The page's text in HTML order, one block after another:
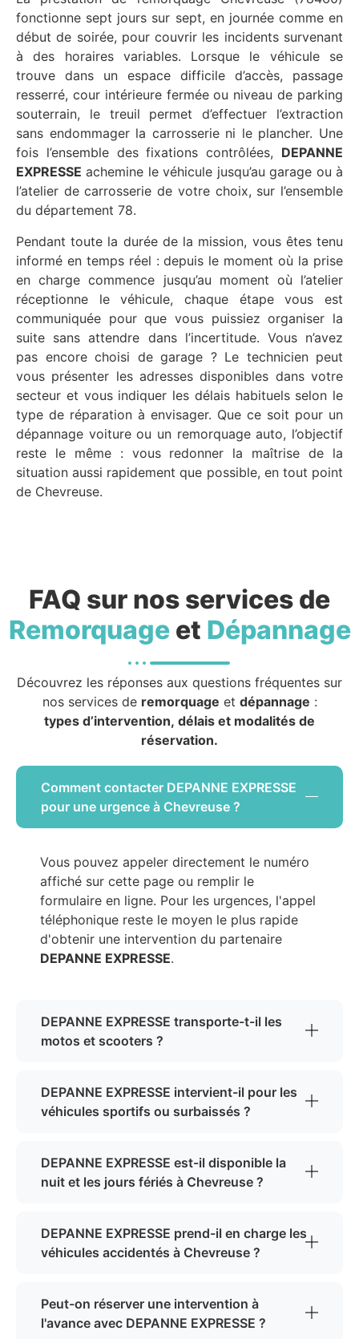
fonctionne sept jours sur sept, en journée comme en
début de soirée, pour couvrir les incidents survenant
à des horaires variables. Lorsque le véhicule se
trouve dans un espace difficile d’accès, passage
resserré, cour intérieure fermée ou niveau de parking
souterrain, le treuil permet d’effectuer l’extraction
sans endommager la carrosserie ni le plancher. Une
fois l’ensemble des fixations contrôlées, DEPANNE
EXPRESSE achemine le véhicule jusqu’au garage ou à
l’atelier de carrosserie de votre choix, sur l’ensemble
du département 78.
Pendant toute la durée de la mission, vous êtes tenu
informé en temps réel : depuis le moment où la prise
en charge commence jusqu’au moment où l’atelier
réceptionne le véhicule, chaque étape vous est
communiquée pour que vous puissiez organiser la
suite sans attendre dans l’incertitude. Vous n’avez
pas encore choisi de garage ? Le technicien peut
vous présenter les adresses disponibles dans votre
secteur et vous indiquer les délais habituels selon le
type de réparation à envisager. Que ce soit pour un
dépannage voiture ou un remorquage auto, l’objectif
reste le même : vous redonner la maîtrise de la
situation aussi rapidement que possible, en tout point
de Chevreuse.
FAQ sur nos services de
Remorquageet Dépannage
Découvrez les réponses aux questions fréquentes sur
nos services de remorquage et dépannage :
types d’intervention, délais et modalités de
réservation.
Comment contacter DEPANNE EXPRESSE
pour une urgence à Chevreuse ?
Vous pouvez appeler directement le numéro
affiché sur cette page ou remplir le
formulaire en ligne. Pour les urgences, l'appel
téléphonique reste le moyen le plus rapide
d'obtenir une intervention du partenaire
DEPANNE EXPRESSE.
DEPANNE EXPRESSE transporte-t-il les
motos et scooters ?
DEPANNE EXPRESSE intervient-il pour les
véhicules sportifs ou surbaissés ?
DEPANNE EXPRESSE est-il disponible la
nuit et les jours fériés à Chevreuse ?
DEPANNE EXPRESSE prend-il en charge les
véhicules accidentés à Chevreuse ?
Peut-on réserver une intervention à
l'avance avec DEPANNE EXPRESSE ?